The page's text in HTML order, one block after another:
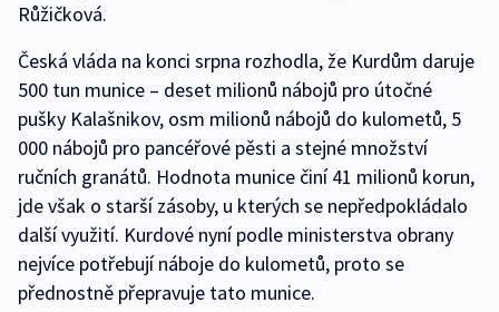
Růžičková.
Česká vláda na konci srpna rozhodla, že Kurdům daruje
500 tun munice – deset milionů nábojů pro útočné
pušky Kalašnikov, osm milionů nábojů do kulometů, 5
000 nábojů pro pancéřové pěsti a stejné množství
ručních granátů. Hodnota munice činí 41 milionů korun,
jde však o starší zásoby, u kterých se nepředpokládalo
další využití. Kurdové nyní podle ministerstva obrany
nejvíce potřebují náboje do kulometů, proto se
přednostně přepravuje tato munice.